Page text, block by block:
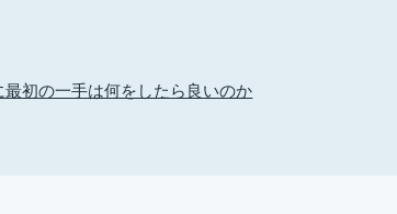
初の一手は何をしたら良いのか